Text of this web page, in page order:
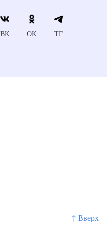
↑ Вверх
ВК ОК ТГ